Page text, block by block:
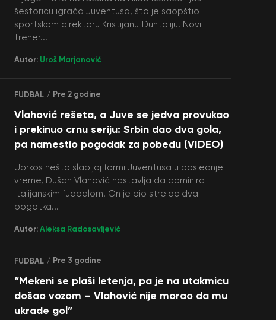
šestoricu igrača Juventusa, što je saopštio
sportskom direktoru Kristijanu Đuntoliju. Novi
trener...
Autor: Uroš Marjanović
FUDBAL / Pre 2 godine
Vlahović rešeta, a Juve se jedva provukao
i prekinuo crnu seriju: Srbin dao dva gola,
pa namestio pogodak za pobedu (VIDEO)
Uprkos nešto slabijoj formi Juventusa u poslednje
vreme, Dušan Vlahović nastavlja da dominira
italijanskim fudbalom. On je bio strelac dva
pogotka...
Autor:Aleksa Radosavljević
FUDBAL / Pre 3 godine
“Mekeni se plaši letenja, pa je na utakmicu
došao vozom – Vlahović nije morao da mu
ukrade gol”